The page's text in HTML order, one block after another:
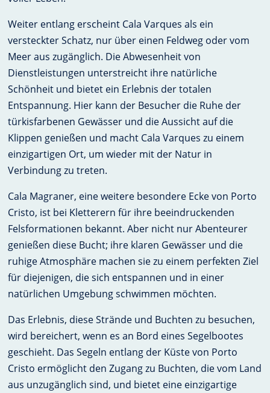
Weiter entlang erscheint Cala Varques als ein
versteckter Schatz, nur über einen Feldweg oder vom
Meer aus zugänglich. Die Abwesenheit von
Dienstleistungen unterstreicht ihre natürliche
Schönheit und bietet ein Erlebnis der totalen
Entspannung. Hier kann der Besucher die Ruhe der
türkisfarbenen Gewässer und die Aussicht auf die
Klippen genießen und macht Cala Varques zu einem
einzigartigen Ort, um wieder mit der Natur in
Verbindung zu treten.
Cala Magraner, eine weitere besondere Ecke von Porto
Cristo, ist bei Kletterern für ihre beeindruckenden
Felsformationen bekannt. Aber nicht nur Abenteurer
genießen diese Bucht; ihre klaren Gewässer und die
ruhige Atmosphäre machen sie zu einem perfekten Ziel
für diejenigen, die sich entspannen und in einer
natürlichen Umgebung schwimmen möchten.
Das Erlebnis, diese Strände und Buchten zu besuchen,
wird bereichert, wenn es an Bord eines Segelbootes
geschieht. Das Segeln entlang der Küste von Porto
Cristo ermöglicht den Zugang zu Buchten, die vom Land
aus unzugänglich sind, und bietet eine einzigartige